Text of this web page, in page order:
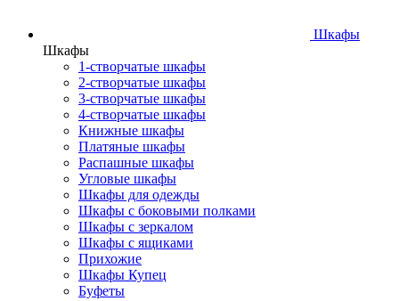
Шкафы
Шкафы
1-створчатые шкафы
2-створчатые шкафы
3-створчатые шкафы
4-створчатые шкафы
Книжные шкафы
Платяные шкафы
Распашные шкафы
Угловые шкафы
Шкафы для одежды
Шкафы с боковыми полками
Шкафы с зеркалом
Шкафы с ящиками
Прихожие
Шкафы Купец
Буфеты